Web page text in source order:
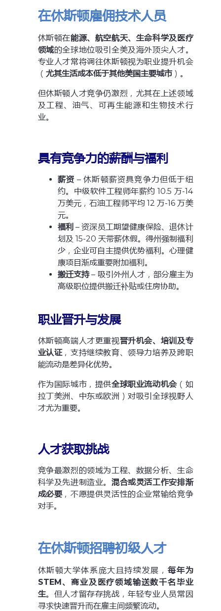
在休斯顿雇佣技术人员
休斯顿在能源、航空航天、生命科学及医疗
领域的全球地位吸引全美及海外顶尖人才。
专业人才常将调往休斯顿视为职业提升机会
（ 尤其生活成本低于其他美国主要城市）。
但休斯顿人才竞争仍激烈，尤其在上述领域
及工程、油气、可再生能源和生物技术行
业。
具有竞争力的薪酬与福利
薪资– 休斯顿薪资具竞争力但低于纽
约。中级软件工程师年薪约 10.5 万-14
万美元，石油工程师平均 12 万-16 万美
元。
福利 – 资深员工期望健康保险、退休计
划及 15-20 天带薪休假。得州强制福利
少，企业可自主提供优势福利。心理健
康项目渐成重要附加福利。
搬迁支持– 吸引外州人才，部分雇主为
高级职位提供搬迁补贴或住房协助。
职业晋升与发展
休斯顿高端人才更重视晋升机会、培训及专
业认证，支持继续教育、领导力培养及跨职
能流动是差异化优势。
作为国际城市，提供全球职业流动机会（如
拉丁美洲、中东或欧洲）对吸引全球视野人
才尤为重要。
人才获取挑战
竞争最激烈的领域为工程、数据分析、生命
科学及先进制造业。 混合或灵活工作安排渐
成必要，不愿提供灵活性的企业常输给竞争
对手。
在休斯顿招聘初级人才
休斯顿大学体系庞大且持续发展，每年为
STEM、商业及医疗领域输送数千名毕业
生。但人才留存存挑战，年轻专业人员常因
寻求快速晋升而在雇主间频繁流动。